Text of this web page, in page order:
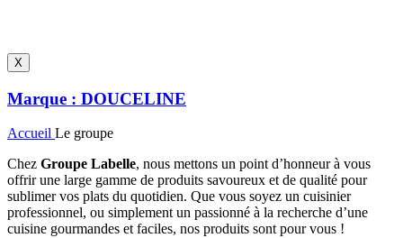
X
Marque : DOUCELINE
Accueil Le groupe
Chez Groupe Labelle, nous mettons un point d’honneur à vous
offrir une large gamme de produits savoureux et de qualité pour
sublimer vos plats du quotidien. Que vous soyez un cuisinier
professionnel, ou simplement un passionné à la recherche d’une
cuisine gourmandes et faciles, nos produits sont pour vous !